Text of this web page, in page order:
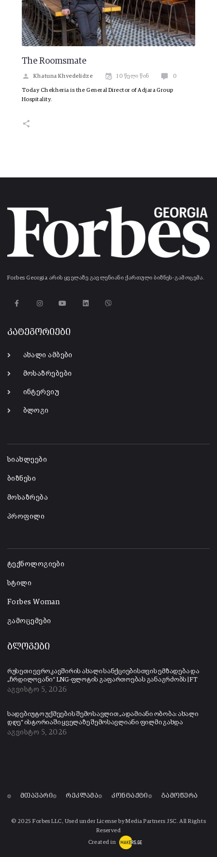
The Roomsmate
Khatuna Khvedelidze 10 წელი წინ 0
Today Chekheria is the General Director of Adjara Group
Hospitality.
Forbes Georgia არის ყველაზე გავლენიანი ქართული ბიზნეს-გამოცემა.
კატეგორიები
ახალი ამბები
მოსაზრებები
ინტერვიუ
ბლოგი
სიახლეები
ბიზნესი
მოსაზრება
პროფილი
ტექნოლოგიები
სტილი
Forbes Woman
გამოცემები
ბლოგები
რუსეთი ევროკავშირის ახალი სანქციებისთვის ემზადება და
„ჩრდილოვანი“ LNG-ფლოტის გაფართოებას განაგრძობს | FT
აგვისტო 5, 2026
სადებიუტო უქმეების შემოსავლით „ადამიანი ობობა: ახალი
დღე“ ისტორიაში ყველაზე შემოსავლიანი ფილმი გახდა
აგვისტო 5, 2026
მთავარი რეკლამა კონტაქტი გამოწერა
© 2025 Forbes LLC, Used under License by Media Partners JSC. All Rights
Reserved
Created in